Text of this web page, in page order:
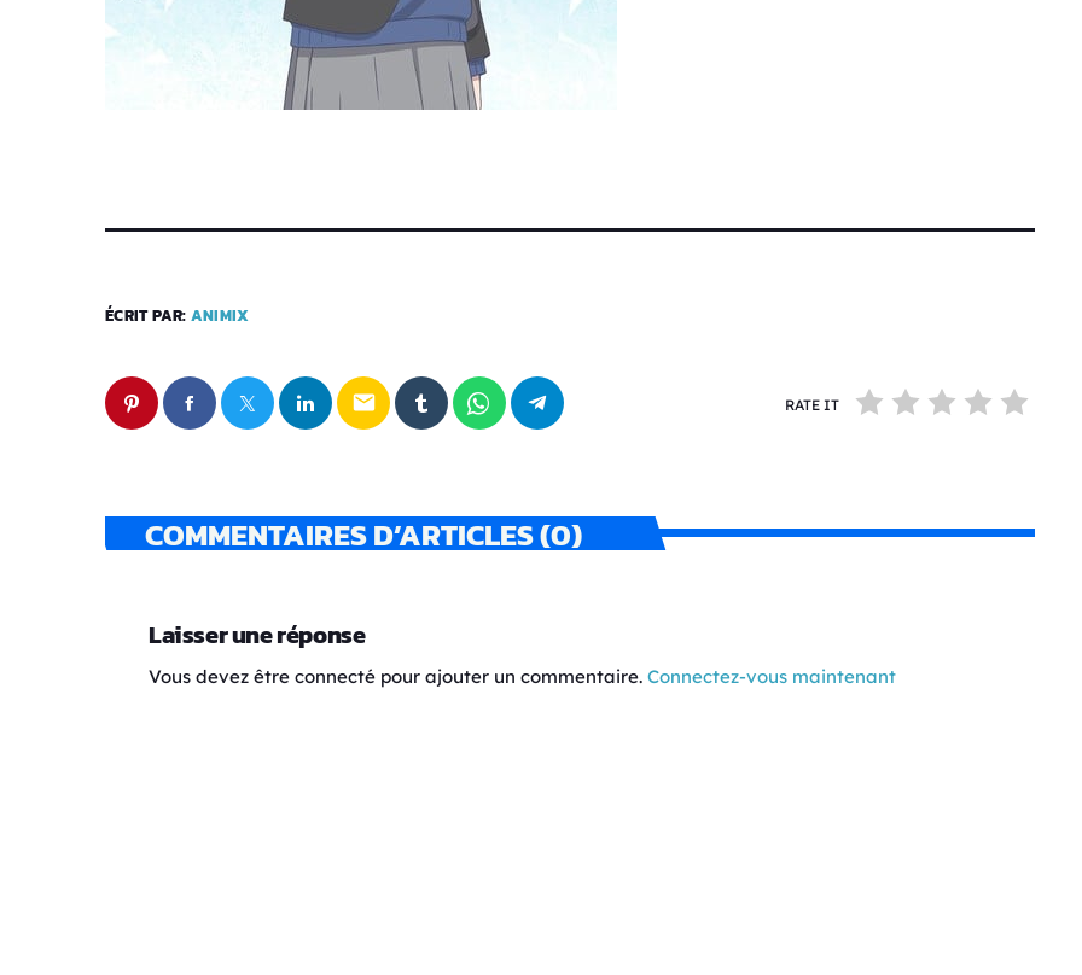
ÉCRIT PAR: ANIMIX
email RATE IT
COMMENTAIRES D’ARTICLES (0)
Laisser une réponse
Vous devez être connecté pour ajouter un commentaire. Connectez-vous maintenant